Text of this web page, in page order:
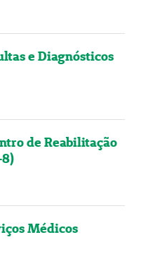
e Diagnósticos
de Reabilitação
Médicos